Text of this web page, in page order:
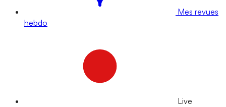
Mes revues
hebdo
Live